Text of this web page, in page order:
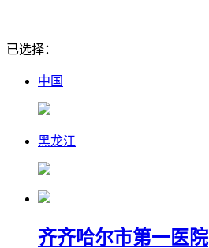
已选择：
中国
黑龙江
齐齐哈尔市第一医院